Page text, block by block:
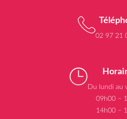
02 97 21
Du lundi au
09h00 –
14h00 –